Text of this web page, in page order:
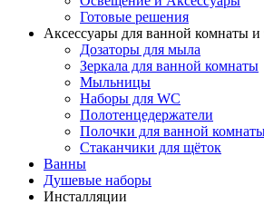
Готовые решения
Аксессуары для ванной комнаты и
Дозаторы для мыла
Зеркала для ванной комнаты
Мыльницы
Наборы для WC
Полотенцедержатели
Полочки для ванной
Стаканчики для щёток
Ванны
Душевые наборы
Инсталляции